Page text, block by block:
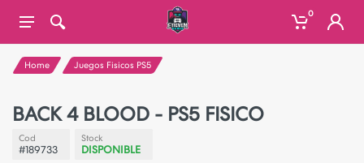
0
Home Juegos Fisicos PS5
BACK 4 BLOOD - PS5 FISICO
Cod
#189733
Stock
DISPONIBLE